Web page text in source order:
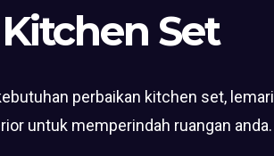
Set
perbaikan kitchen set, lemari
untuk memperindah ruangan anda.